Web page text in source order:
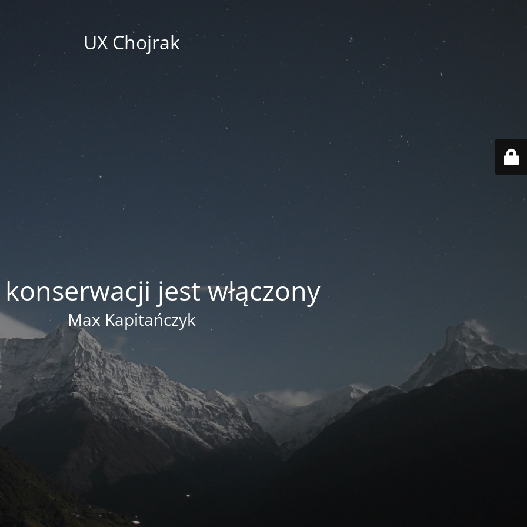
UX Chojrak
jest włączony
Max Kapitańczyk